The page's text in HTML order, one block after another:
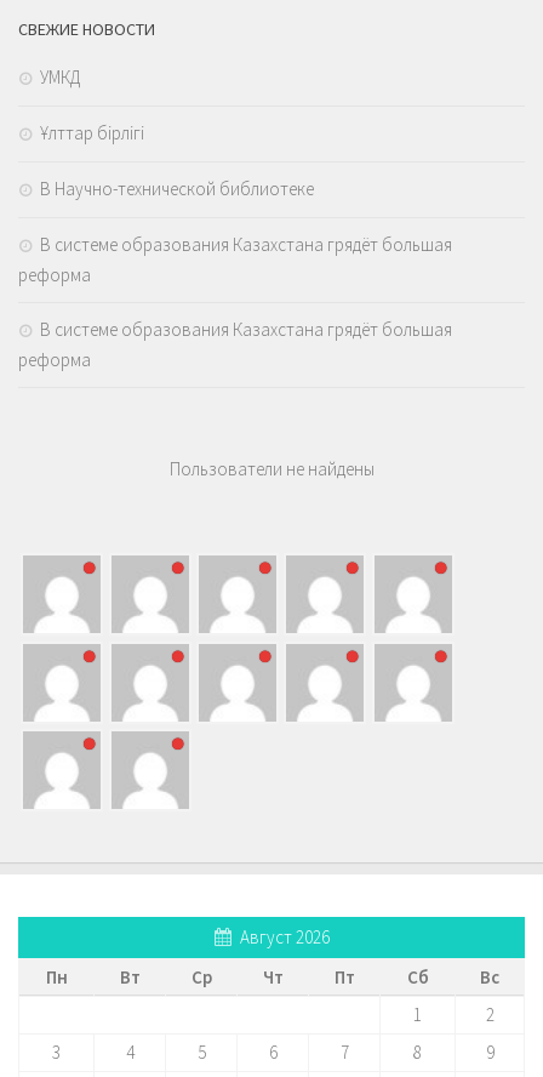
СВЕЖИЕ НОВОСТИ
УМКД
Ұлттар бірлігі
В Научно-технической библиотеке
В системе образования Казахстана грядёт большая
реформа
В системе образования Казахстана грядёт большая
реформа
Пользователи не найдены
Август 2026
Пн
Вт Ср Чт Пт Сб Вс
1
2
3
4 5 6 7 8
9